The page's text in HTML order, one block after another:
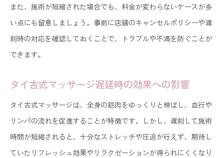
また、施術が短縮された場合でも、料金が変わらないケースが多
い点にも留意しましょう。事前に店舗のキャンセルポリシーや遅
刻時の対応を確認しておくことで、トラブルや不満を防ぐことが
できます。
タイ古式マッサージ遅延時の効果への影響
タイ古式マッサージは、全身の筋肉をゆっくりと伸ばし、血行や
リンパの流れを促進することが特徴です。しかし、遅刻して施術
時間が短縮されると、十分なストレッチや圧迫が行えず、期待し
ていたリフレッシュ効果やリラクゼーションが得られにくくなり